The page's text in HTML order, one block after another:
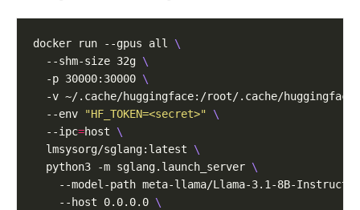
docker run --gpus all
  --shm-size 32g
  -p 30000:30000
  -v ~/.cache/huggingface:/root/.cache/huggingface
  --env
"HF_TOKEN=<secret>"
  --ipc
=host
  lmsysorg/sglang:latest
  python3 -m sglang.launch_server
    --model-path meta-llama/Llama-3.1-8B-Instruct
    --host 0.0.0.0